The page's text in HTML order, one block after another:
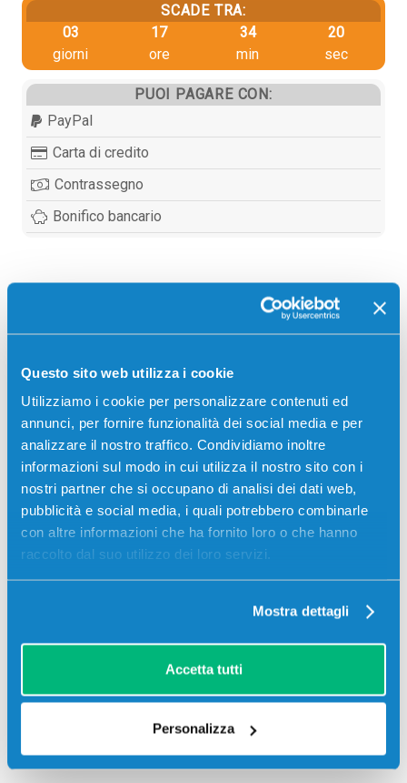
Questo sito web utilizza i cookie
Utilizziamo i cookie per personalizzare contenuti ed
annunci, per fornire funzionalità dei social media e per
analizzare il nostro traffico. Condividiamo inoltre
informazioni sul modo in cui utilizza il nostro sito con i
nostri partner che si occupano di analisi dei dati web,
pubblicità e social media, i quali potrebbero combinarle
con altre informazioni che ha fornito loro o che hanno
raccolto dal suo utilizzo dei loro servizi.
Mostra dettagli
Accetta tutti
Personalizza
SCADE TRA:
03
giorni
17
ore
34
min
20
sec
PUOI PAGARE CON:
PayPal
Carta di credito
Contrassegno
Bonifico bancario
per Stampanti: Olivetti D-COLOR MF259, Olivetti D-
COLOR MF309, Olivetti D-COLOR MF369